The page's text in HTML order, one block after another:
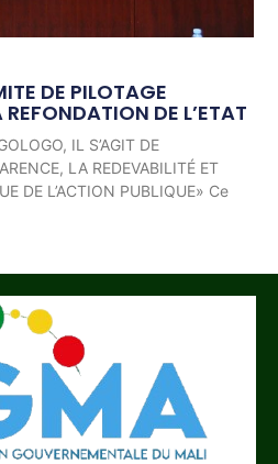
DE PILOTAGE
DE L’ETAT
IL S’AGIT DE
LA REDEVABILITÉ ET
DE L’ACTION PUBLIQUE» Ce